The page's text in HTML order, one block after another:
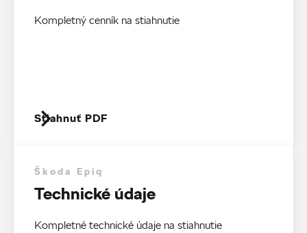
Kompletný cenník na stiahnutie
Stiahnuť PDF
Škoda Epiq
Technické údaje
Kompletné technické údaje na stiahnutie